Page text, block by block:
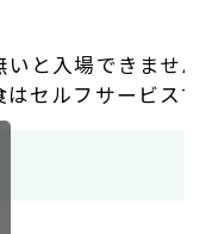
いと入場できませ
セルフサービス